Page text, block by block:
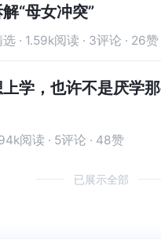
“母女冲突”
· 1.59k阅读 · 3评论 · 26赞
学，也许不是厌学
阅读 · 5评论 · 48赞
已展示全部